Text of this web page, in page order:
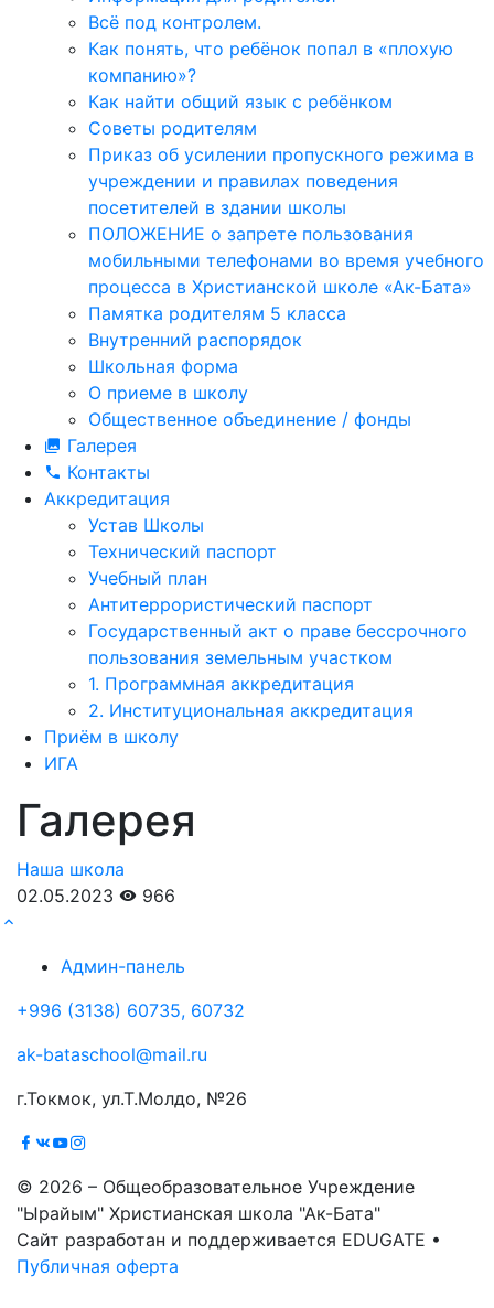
Всё под контролем.
Как понять, что ребёнок попал в «плохую
компанию»?
Как найти общий язык с ребёнком
Советы родителям
Приказ об усилении пропускного режима в
учреждении и правилах поведения
посетителей в здании школы
ПОЛОЖЕНИЕ о запрете пользования
мобильными телефонами во время учебного
процесса в Христианской школе «Ак-Бата»
Памятка родителям 5 класса
Внутренний распорядок
Школьная форма
О приеме в школу
Общественное объединение / фонды
Галерея
Контакты
Аккредитация
Устав Школы
Технический паспорт
Учебный план
Антитеррористический паспорт
Государственный акт о праве бессрочного
пользования земельным участком
1. Программная аккредитация
2. Институциональная аккредитация
Приём в школу
ИГА
Галерея
Наша школа
02.05.2023
966
Админ-панель
+996 (3138) 60735, 60732
ak-bataschool@mail.ru
г.Токмок, ул.Т.Молдо, №26
© 2026 – Общеобразовательное Учреждение
"Ырайым" Христианская школа "Ак-Бата"
Сайт разработан и поддерживается EDUGATE •
Публичная оферта